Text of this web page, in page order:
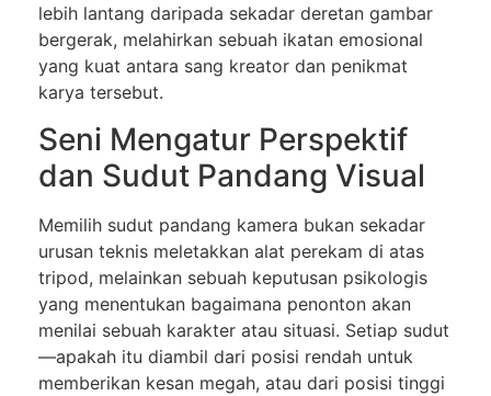
lebih lantang daripada sekadar deretan gambar
bergerak, melahirkan sebuah ikatan emosional
yang kuat antara sang kreator dan penikmat
karya tersebut.
Seni Mengatur Perspektif
dan Sudut Pandang Visual
Memilih sudut pandang kamera bukan sekadar
urusan teknis meletakkan alat perekam di atas
tripod, melainkan sebuah keputusan psikologis
yang menentukan bagaimana penonton akan
menilai sebuah karakter atau situasi. Setiap sudut
—apakah itu diambil dari posisi rendah untuk
memberikan kesan megah, atau dari posisi tinggi